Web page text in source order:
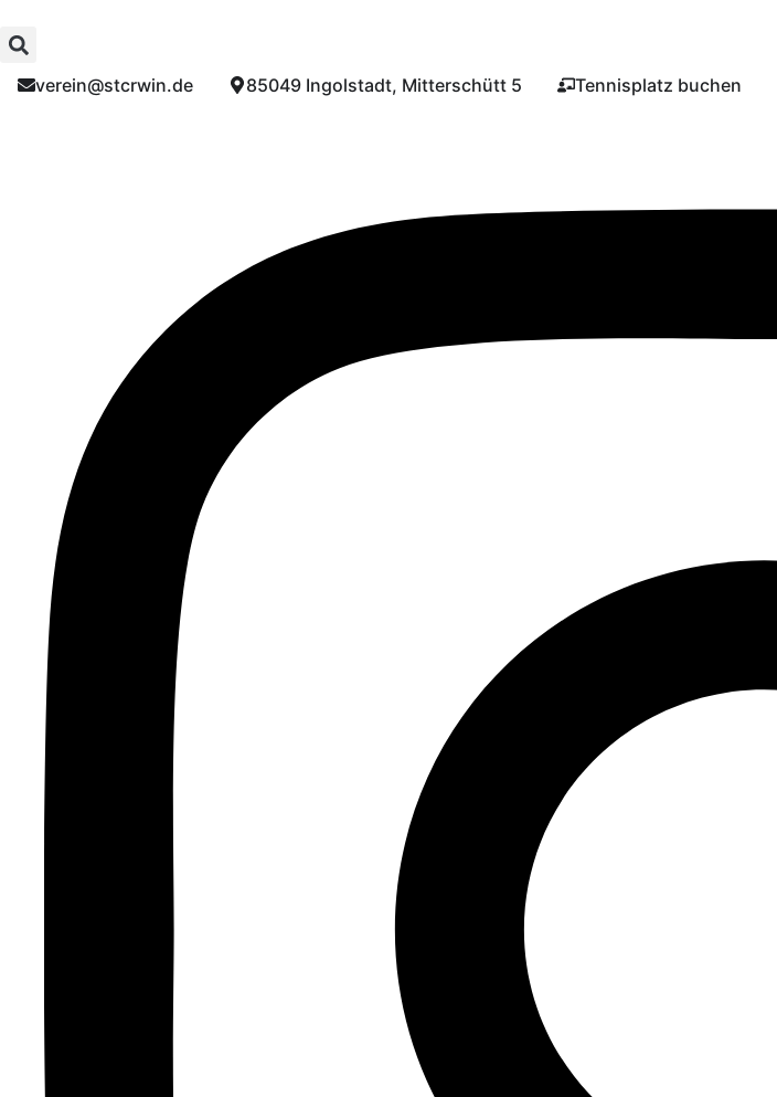
verein@stcrwin.de​ 85049 Ingolstadt, Mitterschütt 5​ Tennisplatz buchen​